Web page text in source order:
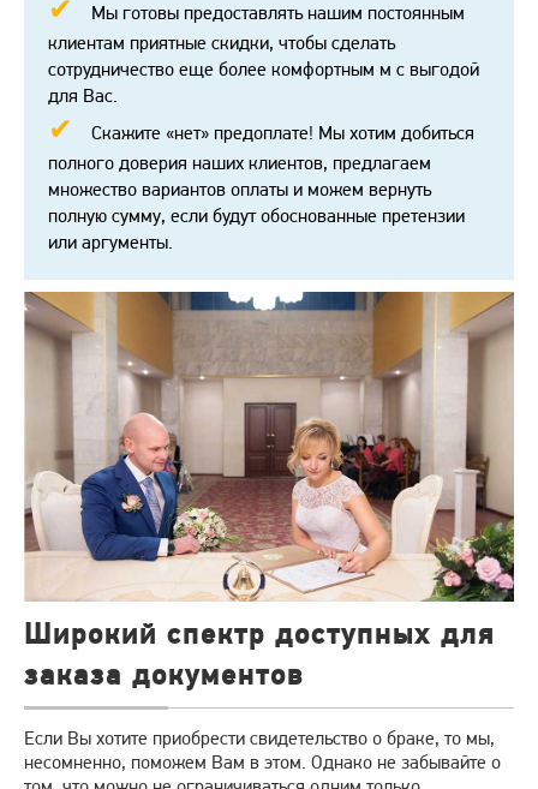
Мы готовы предоставлять нашим постоянным
клиентам приятные скидки, чтобы сделать
сотрудничество еще более комфортным м с выгодой
для Вас.
Скажите «нет» предоплате! Мы хотим добиться
полного доверия наших клиентов, предлагаем
множество вариантов оплаты и можем вернуть
полную сумму, если будут обоснованные претензии
или аргументы.
Широкий спектр доступных для
заказа документов
Если Вы хотите приобрести свидетельство о браке, то мы,
несомненно, поможем Вам в этом. Однако не забывайте о